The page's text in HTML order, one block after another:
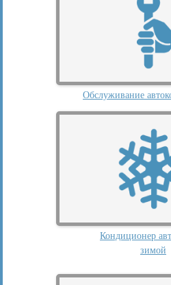
Обслуживание
Кондиционер
зимой